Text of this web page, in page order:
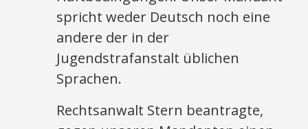
spricht weder Deutsch noch eine
andere der in der
Jugendstrafanstalt üblichen
Sprachen.
Rechtsanwalt Stern beantragte,